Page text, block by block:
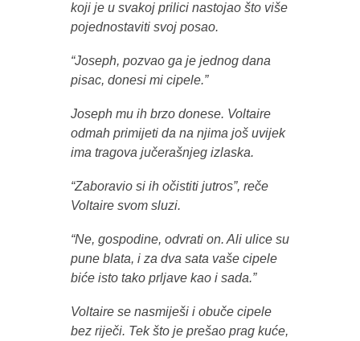
koji je u svakoj prilici nastojao što više
pojednostaviti svoj posao.
“Joseph, pozvao ga je jednog dana
pisac, donesi mi cipele.”
Joseph mu ih brzo donese. Voltaire
odmah primijeti da na njima još uvijek
ima tragova jučerašnjeg izlaska.
“Zaboravio si ih očistiti jutros”, reče
Voltaire svom sluzi.
“Ne, gospodine, odvrati on. Ali ulice su
pune blata, i za dva sata vaše cipele
biće isto tako prljave kao i sada.”
Voltaire se nasmiješi i obuče cipele
bez riječi. Tek što je prešao prag kuće,